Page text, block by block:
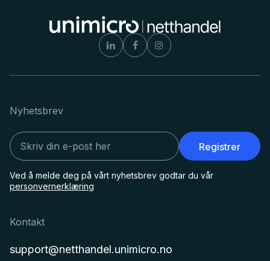
Nyhetsbrev
Registrer
Ved å melde deg på vårt nyhetsbrev godtar du vår
personvernerklæring
Kontakt
support@netthandel.unimicro.no